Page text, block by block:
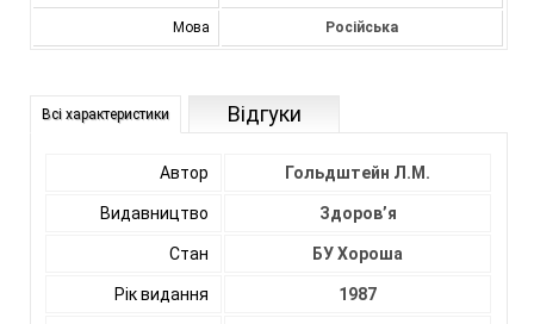
Мова Російська
Всі характеристики Відгуки
Автор Гольдштейн Л.М.
Видавництво Здоров’я
Стан БУ Хороша
Рік видання 1987